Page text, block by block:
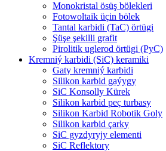
Monokristal ösüş bölekleri
Fotowoltaik üçin bölek
Tantal karbidi (TaC) örtügi
Şüşe şekilli grafit
Pirolitik uglerod örtügi (PyC)
Kremniý karbidi (SiC) keramiki
Gaty kremniý karbidi
Silikon karbid gaýygy
SiC Konsolly Kürek
Silikon karbid peç turbasy
Silikon Karbid Robotik Goly
Silikon karbid çarky
SiC gyzdyryjy elementi
SiC Reflektory